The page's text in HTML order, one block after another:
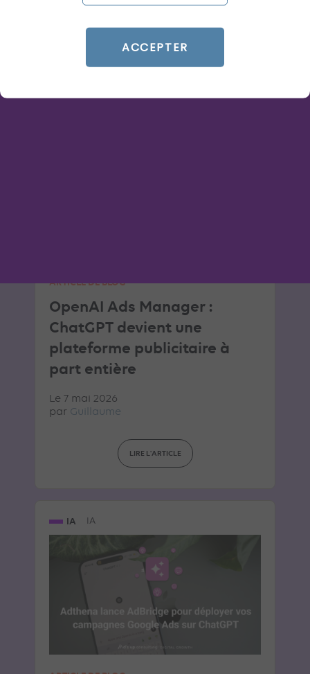
Le 29 juillet 2026
ARTICLE DE BLOG
OpenAI Ads Manager :
ChatGPT devient une
plateforme publicitaire à
part entière
Le 7 mai 2026
par Guillaume
LIRE L'ARTICLE
IA IA
ACCEPTER